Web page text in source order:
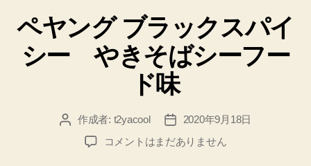
会
社
ゴ
リ
ー
ペヤング ブラックスパイ
シー やきそばシーフー
ド味
投 作成者: t2yacool
投
稿
2020年9月18日
ペ
コメントはまだありません